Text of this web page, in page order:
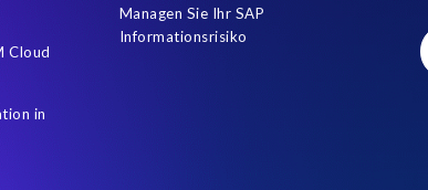
Cloud
in
Managen Sie Ihr SAP
Informationsrisiko